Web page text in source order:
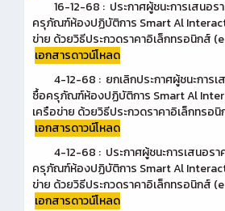
16-12-68 : ประกาศผู้ชนะการเสนอร
ครุภัณฑ์ห้องปฏิบัติการ Smart Al
ข่าย ด้วยวิธีประกวดราคาอิเล็กทรอนิกส์
เอกสารดาวน์โหลด
4-12-68 : ยกเลิกประกาศผู้ชนะการเ
ซื้อครุภัณฑ์ห้องปฏิบัติการ Smart Al
เครือข่าย ด้วยวิธีประกวดราคาอิเล็กทรอ
เอกสารดาวน์โหลด
4-12-68 : ประกาศผู้ชนะการเสนอรา
ครุภัณฑ์ห้องปฏิบัติการ Smart Al
ข่าย ด้วยวิธีประกวดราคาอิเล็กทรอนิกส์
เอกสารดาวน์โหลด